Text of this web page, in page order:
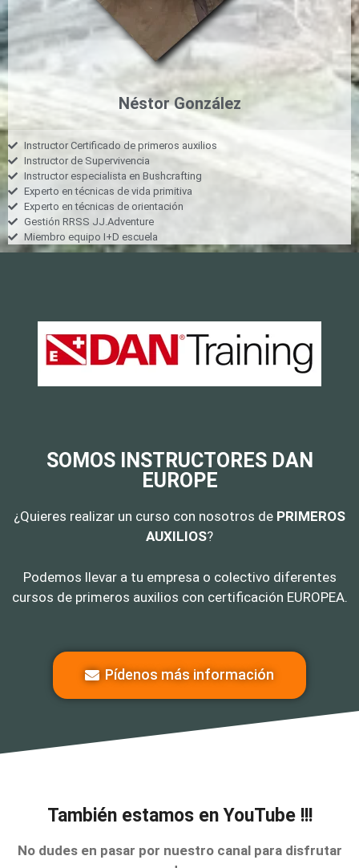
Néstor González
Instructor Certificado de primeros auxilios
Instructor de Supervivencia
Instructor especialista en Bushcrafting
Experto en técnicas de vida primitiva
Experto en técnicas de orientación
Gestión RRSS JJ.Adventure
Miembro equipo I+D escuela
SOMOS INSTRUCTORES DAN
EUROPE
¿Quieres realizar un curso con nosotros de PRIMEROS
AUXILIOS?
Podemos llevar a tu empresa o colectivo diferentes
cursos de primeros auxilios con certificación EUROPEA.
Pídenos más información
También estamos en YouTube !!!
No dudes en pasar por nuestro canal para disfrutar